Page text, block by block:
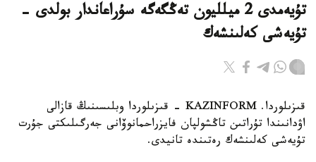
تۇيەمدى 2 ميلليون تەڭگەگە سۇراعاندار بولدى -
تۇيەشى كەلىنشەك
قىزىلوردا. KAZINFORM - قىزىلوردا وبلىسىنىڭ قازالى
اۋدانىندا تۇراتىن تاڭشولپان فايزراحمانوۆانى جەرگىلىكتى جۇرت
تۇيەشى كەلىنشەك رەتىندە تانيدى.